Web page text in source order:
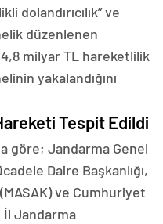
dolandırıcılık” ve
düzenlenen
milyar TL hareketlilik
yakalandığını
Tespit Edildi
göre; Jandarma Genel
Daire Başkanlığı,
ve Cumhuriyet
İl Jandarma